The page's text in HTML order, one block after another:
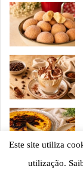
Este site utiliza
utilização.